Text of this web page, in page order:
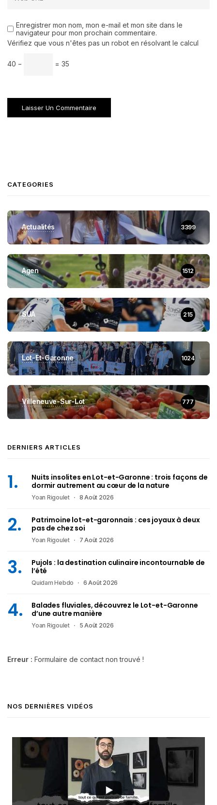
Enregistrer mon nom, mon e-mail et mon site dans le
navigateur pour mon prochain commentaire.
Vérifiez que vous n'êtes pas un robot en résolvant le calcul
40 − = 35
CATEGORIES
Actualités 3399
Agen 1512
SUA 215
Lot-Et-Garonne 1024
Villeneuve-Sur-Lot 777
DERNIERS ARTICLES
Nuits insolites en Lot-et-Garonne : trois façons de
dormir autrement au cœur de la nature
Yoan Rigoulet 8 Août 2026
Patrimoine lot-et-garonnais : ces joyaux à deux
pas de chez soi
Yoan Rigoulet 7 Août 2026
Pujols : la destination culinaire incontournable de
l’été
Quidam Hebdo 6 Août 2026
Balades fluviales, découvrez le Lot-et-Garonne
d’une autre manière
Yoan Rigoulet 5 Août 2026
Erreur : Formulaire de contact non trouvé !
NOS DERNIÈRES VIDÉOS